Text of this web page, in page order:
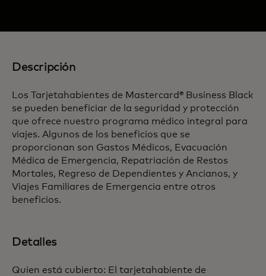
Descripción
Los Tarjetahabientes de Mastercard® Business Black
se pueden beneficiar de la seguridad y protección
que ofrece nuestro programa médico integral para
viajes. Algunos de los beneficios que se
proporcionan son Gastos Médicos, Evacuación
Médica de Emergencia, Repatriación de Restos
Mortales, Regreso de Dependientes y Ancianos, y
Viajes Familiares de Emergencia entre otros
beneficios.
Detalles
Quien está cubierto: El tarjetahabiente de